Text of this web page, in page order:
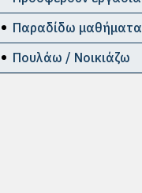
Παραδίδω μαθήματα
Πουλάω / Νοικιάζω